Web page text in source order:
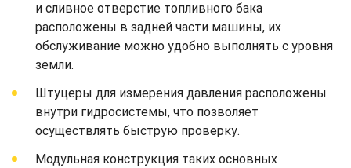
и сливное отверстие топливного бака
расположены в задней части машины, их
обслуживание можно удобно выполнять с уровня
земли.
Штуцеры для измерения давления расположены
внутри гидросистемы, что позволяет
осуществлять быструю проверку.
Модульная конструкция таких основных